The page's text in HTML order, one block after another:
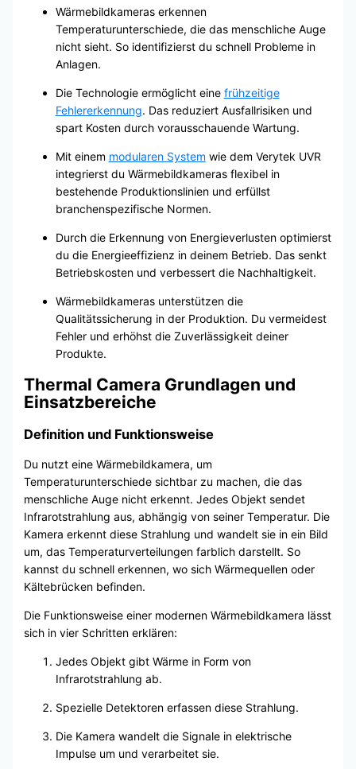
Wärmebildkameras erkennen
Temperaturunterschiede, die das menschliche Auge
nicht sieht. So identifizierst du schnell Probleme in
Anlagen.
Die Technologie ermöglicht eine frühzeitige
Fehlererkennung. Das reduziert Ausfallrisiken und
spart Kosten durch vorausschauende Wartung.
Mit einem modularen System wie dem Verytek UVR
integrierst du Wärmebildkameras flexibel in
bestehende Produktionslinien und erfüllst
branchenspezifische Normen.
Durch die Erkennung von Energieverlusten optimierst
du die Energieeffizienz in deinem Betrieb. Das senkt
Betriebskosten und verbessert die Nachhaltigkeit.
Wärmebildkameras unterstützen die
Qualitätssicherung in der Produktion. Du vermeidest
Fehler und erhöhst die Zuverlässigkeit deiner
Produkte.
Thermal Camera Grundlagen und
Einsatzbereiche
Definition und Funktionsweise
Du nutzt eine Wärmebildkamera, um
Temperaturunterschiede sichtbar zu machen, die das
menschliche Auge nicht erkennt. Jedes Objekt sendet
Infrarotstrahlung aus, abhängig von seiner Temperatur. Die
Kamera erkennt diese Strahlung und wandelt sie in ein Bild
um, das Temperaturverteilungen farblich darstellt. So
kannst du schnell erkennen, wo sich Wärmequellen oder
Kältebrücken befinden.
Die Funktionsweise einer modernen Wärmebildkamera lässt
sich in vier Schritten erklären:
Jedes Objekt gibt Wärme in Form von
Infrarotstrahlung ab.
Spezielle Detektoren erfassen diese Strahlung.
Die Kamera wandelt die Signale in elektrische
Impulse um und verarbeitet sie.